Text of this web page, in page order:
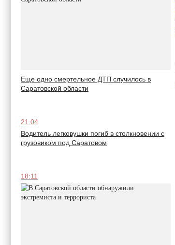
Еще одно смертельное ДТП случилось в
Саратовской области
21:04
Водитель легковушки погиб в столкновении с
грузовиком под Саратовом
18:11